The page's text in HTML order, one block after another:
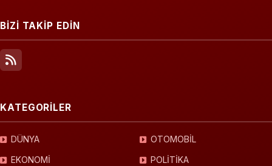
BİZİ TAKİP EDİN
KATEGORİLER
DÜNYA
EKONOMİ
OTOMOBİL
POLİTİKA